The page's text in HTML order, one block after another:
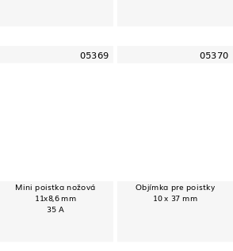
05369
Mini poistka nožová
11x8,6 mm
35 A
05370
Objímka pre poistky
10 x 37 mm